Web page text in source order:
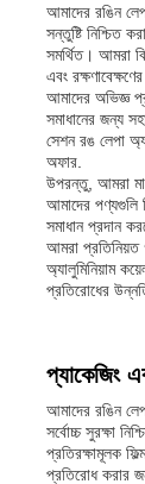
আমাদের রঙিন
সন্তুষ্টি নিশ্চিত
সমর্থিত। আমরা
এবং
আমাদের অভিজ্ঞ
সমাধানের জন্য
সেশন রঙ লেপা
অফার.
উপরন্তু, আমরা মান
আমাদের পণ্যগুলি
সমাধান প্রদান
আমরা প্রতিনিয়ত
অ্যালুমিনিয়াম
প্রতিরোধের
প্যাকেজিং
আমাদের রঙিন
সর্বোচ্চ সুরক্ষা
প্রতিরক্ষামূলক
প্রতিরোধ করার